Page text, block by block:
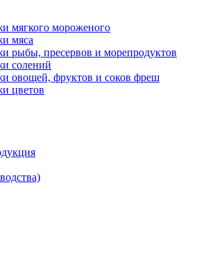
мягкого мороженого
мяса
рыбы, пресервов и морепродуктов
солений
овощей, фруктов и соков фреш
цветов